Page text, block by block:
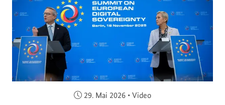
Veröffentlicht am:
29. Mai 2026 • Video